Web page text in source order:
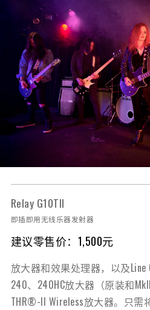
Relay G10TII
即插即用无线乐器发射器
建议零售价：1,500元
放大器和效果处理器，以及Line
240、240HC放大器（原装和
THR®-II Wireless放大器。只需